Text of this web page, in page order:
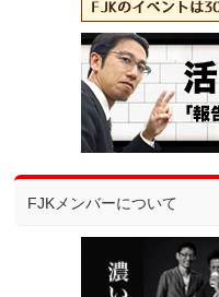
FJKメンバーについて